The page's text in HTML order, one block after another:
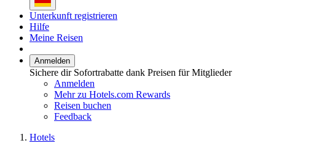
Unterkunft registrieren
Hilfe
Meine Reisen
Anmelden
Sichere dir Sofortrabatte dank Preisen für Mitglieder
Anmelden
Mehr zu Hotels.com Rewards
Reisen buchen
Feedback
Hotels